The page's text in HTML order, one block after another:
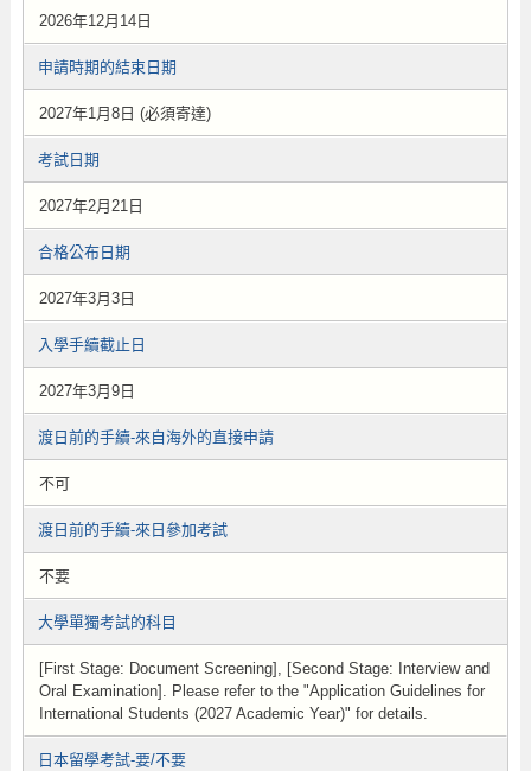
2026年12月14日
申請時期的結束日期
2027年1月8日 (必須寄達)
考試日期
2027年2月21日
合格公布日期
2027年3月3日
入學手續截止日
2027年3月9日
渡日前的手續-來自海外的直接申請
不可
渡日前的手續-來日參加考試
不要
大學單獨考試的科目
[First Stage: Document Screening], [Second Stage: Interview and
Oral Examination]. Please refer to the "Application Guidelines for
International Students (2027 Academic Year)" for details.
日本留學考試-要/不要